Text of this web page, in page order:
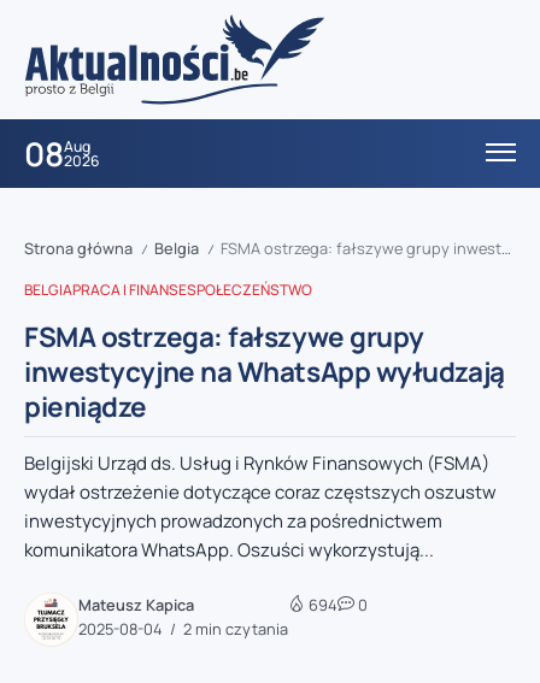
08Aug
2026
Strona główna / Belgia / FSMA ostrzega: fałszywe grupy inwestycyjne na WhatsApp wyłudzają pieniądze
BELGIAPRACA I FINANSESPOŁECZEŃSTWO
FSMA ostrzega: fałszywe grupy
inwestycyjne na WhatsApp wyłudzają
pieniądze
Belgijski Urząd ds. Usług i Rynków Finansowych (FSMA)
wydał ostrzeżenie dotyczące coraz częstszych oszustw
inwestycyjnych prowadzonych za pośrednictwem
komunikatora WhatsApp. Oszuści wykorzystują...
Mateusz Kapica
2025-08-04
2 min czytania
694 0